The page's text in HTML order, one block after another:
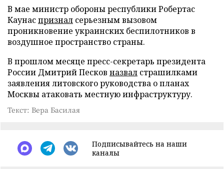
В мае министр обороны республики Робертас
Каунаспризнал серьезным вызовом
проникновение украинских беспилотников в
воздушное пространство страны.
В прошлом месяце пресс-секретарь президента
России Дмитрий Песков назвал страшилками
заявления литовского руководства о планах
Москвы атаковать местную инфраструктуру.
Текст: Вера Басилая
Подписывайтесь на наши
каналы